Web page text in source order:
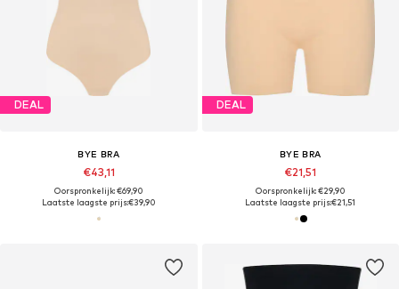
DEAL
BYE BRA
€43,11
Oorspronkelijk: €69,90
Laatste laagste prijs:€39,90
DEAL
BYE BRA
€21,51
Oorspronkelijk: €29,90
Laatste laagste prijs:€21,51